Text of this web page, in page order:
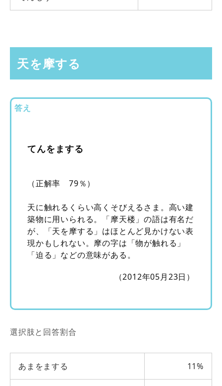
天を摩する
答え
てんをまする
（正解率 79％）
天に触れるくらい高くそびえるさま。高い建
築物に用いられる。「摩天楼」の語は有名だ
が、「天を摩する」はほとんど見かけない表
現かもしれない。摩の字は「物が触れる」
「迫る」などの意味がある。
（2012年05月23日）
選択肢と回答割合
あまをまする 11%